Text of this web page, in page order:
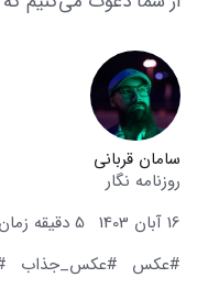
سامان قربانی
روزنامه نگار
16 آبان 1403
5 دقیقه زمان مطالعه
#عکس
#عکس_جذاب